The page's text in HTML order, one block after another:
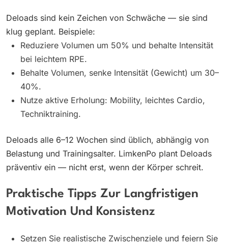
Deloads sind kein Zeichen von Schwäche — sie sind
klug geplant. Beispiele:
Reduziere Volumen um 50% und behalte Intensität
bei leichtem RPE.
Behalte Volumen, senke Intensität (Gewicht) um 30–
40%.
Nutze aktive Erholung: Mobility, leichtes Cardio,
Techniktraining.
Deloads alle 6–12 Wochen sind üblich, abhängig von
Belastung und Trainingsalter. LimkenPo plant Deloads
präventiv ein — nicht erst, wenn der Körper schreit.
Praktische Tipps Zur Langfristigen
Motivation Und Konsistenz
Setzen Sie realistische Zwischenziele und feiern Sie